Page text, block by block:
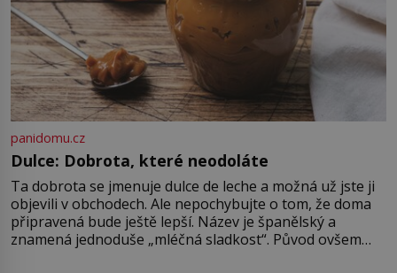
panidomu.cz
Dulce: Dobrota, které neodoláte
Ta dobrota se jmenuje dulce de leche a možná už jste ji
objevili v obchodech. Ale nepochybujte o tom, že doma
připravená bude ještě lepší. Název je španělský a
znamená jednoduše „mléčná sladkost“. Původ ovšem